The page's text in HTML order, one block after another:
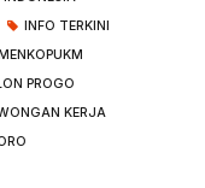
INFO TERKINI
PROGO
KERJA